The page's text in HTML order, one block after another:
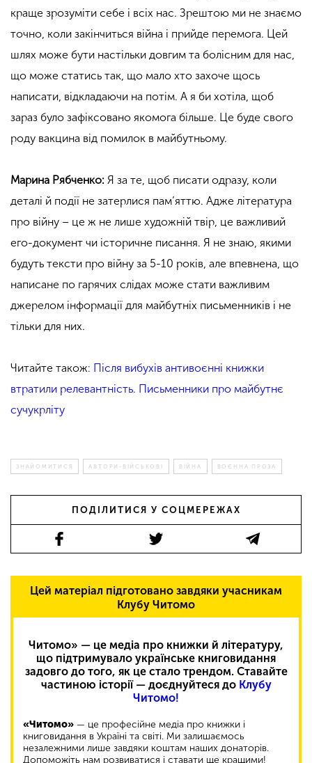
краще зрозуміти себе і всіх нас. Зрештою ми не знаємо
точно, коли закінчиться війна і прийде перемога. Цей
шлях може бути настільки довгим та болісним для нас,
що може статись так, що мало хто захоче щось
написати, відкладаючи на потім. А я би хотіла, щоб
зараз було зафіксовано якомога більше. Це буде свого
роду вакцина від помилок в майбутньому.
Марина Рябченко: Я за те, щоб писати одразу, коли
деталі й події не затерлися пам’яттю. Адже література
про війну – це ж не лише художній твір, це важливий
его-документ чи історичне писання. Я не знаю, якими
будуть тексти про війну за 5-10 років, але впевнена, що
написане по гарячих слідах може стати важливим
джерелом інформації для майбутніх письменників і не
тільки для них.
Читайте також: Після вибухів антивоєнні книжки
втратили релевантність. Письменники про майбутнє
сучукрліту
ЗНАЙОМИТИСЯ АВТОРИ-ВІЙСЬКОВІ ВІЙНА ВОЄННА ПРОЗА
ПОДІЛИТИСЯ У СОЦМЕРЕЖАХ
Цей матеріал підготовано завдяки учасникам
Клубу Читомо
Читомо» — це медіа про книжки й літературу,
що підтримувало українське книговидання
задовго до того, як це стало трендом. Ставайте
частиною історії — доєднуйтеся до Клубу
Читомо!
«Читомо» — це професійне медіа про книжки і
книговидання в Україні та світі. Ми залишаємось
незалежними лише завдяки коштам наших донаторів.
Допоможіть нам розвиватися і ставати ще кращими!